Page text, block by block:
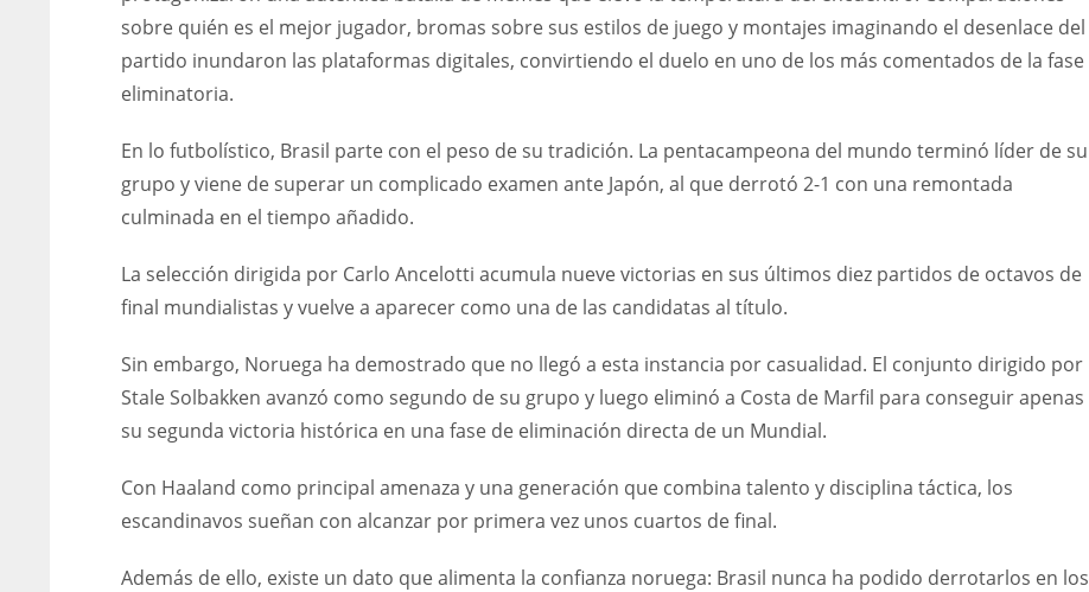
sobre quién es el mejor jugador, bromas sobre sus estilos de juego y montajes imaginando el desenlace del
partido inundaron las plataformas digitales, convirtiendo el duelo en uno de los más comentados de la fase
eliminatoria.
En lo futbolístico, Brasil parte con el peso de su tradición. La pentacampeona del mundo terminó líder de su
grupo y viene de superar un complicado examen ante Japón, al que derrotó 2-1 con una remontada
culminada en el tiempo añadido.
La selección dirigida por Carlo Ancelotti acumula nueve victorias en sus últimos diez partidos de octavos de
final mundialistas y vuelve a aparecer como una de las candidatas al título.
Sin embargo, Noruega ha demostrado que no llegó a esta instancia por casualidad. El conjunto dirigido por
Stale Solbakken avanzó como segundo de su grupo y luego eliminó a Costa de Marfil para conseguir apenas
su segunda victoria histórica en una fase de eliminación directa de un Mundial.
Con Haaland como principal amenaza y una generación que combina talento y disciplina táctica, los
escandinavos sueñan con alcanzar por primera vez unos cuartos de final.
Además de ello, existe un dato que alimenta la confianza noruega: Brasil nunca ha podido derrotarlos en los